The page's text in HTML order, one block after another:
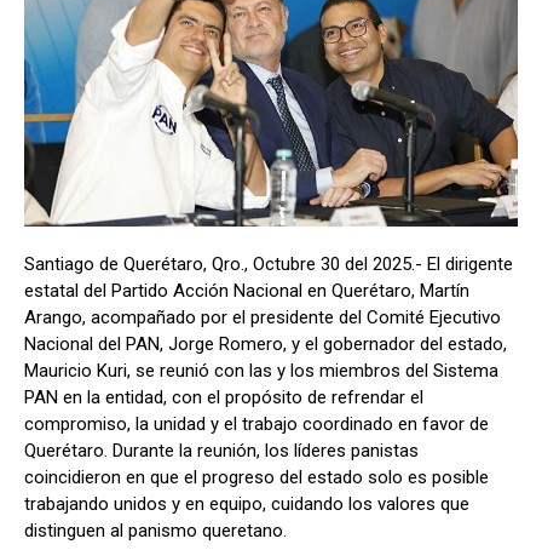
Santiago de Querétaro, Qro., Octubre 30 del 2025.- El dirigente
estatal del Partido Acción Nacional en Querétaro, Martín
Arango, acompañado por el presidente del Comité Ejecutivo
Nacional del PAN, Jorge Romero, y el gobernador del estado,
Mauricio Kuri, se reunió con las y los miembros del Sistema
PAN en la entidad, con el propósito de refrendar el
compromiso, la unidad y el trabajo coordinado en favor de
Querétaro. Durante la reunión, los líderes panistas
coincidieron en que el progreso del estado solo es posible
trabajando unidos y en equipo, cuidando los valores que
distinguen al panismo queretano.